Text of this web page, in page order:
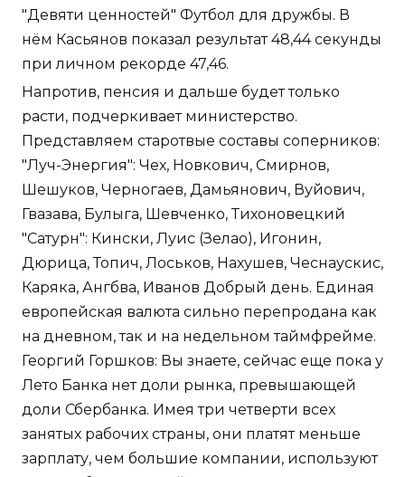
"Девяти ценностей" Футбол для дружбы. В
нём Касьянов показал результат 48,44 секунды
при личном рекорде 47,46.
Напротив, пенсия и дальше будет только
расти, подчеркивает министерство.
Представляем старотвые составы соперников:
"Луч-Энергия": Чех, Новкович, Смирнов,
Шешуков, Черногаев, Дамьянович, Вуйович,
Гвазава, Булыга, Шевченко, Тихоновецкий
"Сатурн": Кински, Луис (Зелао), Игонин,
Дюрица, Топич, Лоськов, Нахушев, Чеснаускис,
Каряка, Ангбва, Иванов Добрый день. Единая
европейская валюта сильно перепродана как
на дневном, так и на недельном таймфрейме.
Георгий Горшков: Вы знаете, сейчас еще пока у
Лето Банка нет доли рынка, превышающей
доли Сбербанка. Имея три четверти всех
занятых рабочих страны, они платят меньше
зарплату, чем большие компании, используют